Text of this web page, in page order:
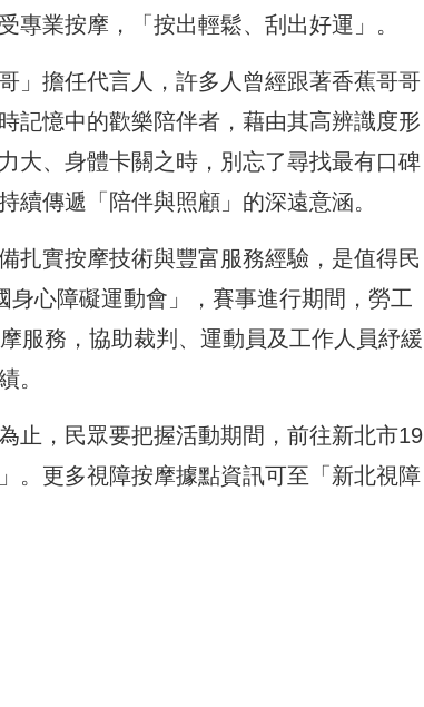
業按摩，「按出輕鬆、刮出好運」。
」擔任代言人，許多人曾經跟著香蕉哥哥
記憶中的歡樂陪伴者，藉由其高辨識度形
大、身體卡關之時，別忘了尋找最有口碑
續傳遞「陪伴與照顧」的深遠意涵。
扎實按摩技術與豐富服務經驗，是值得民
心障礙運動會」，賽事進行期間，勞工
服務，協助裁判、運動員及工作人員紓緩
。
止，民眾要把握活動期間，前往新北市19
。更多視障按摩據點資訊可至「新北視障